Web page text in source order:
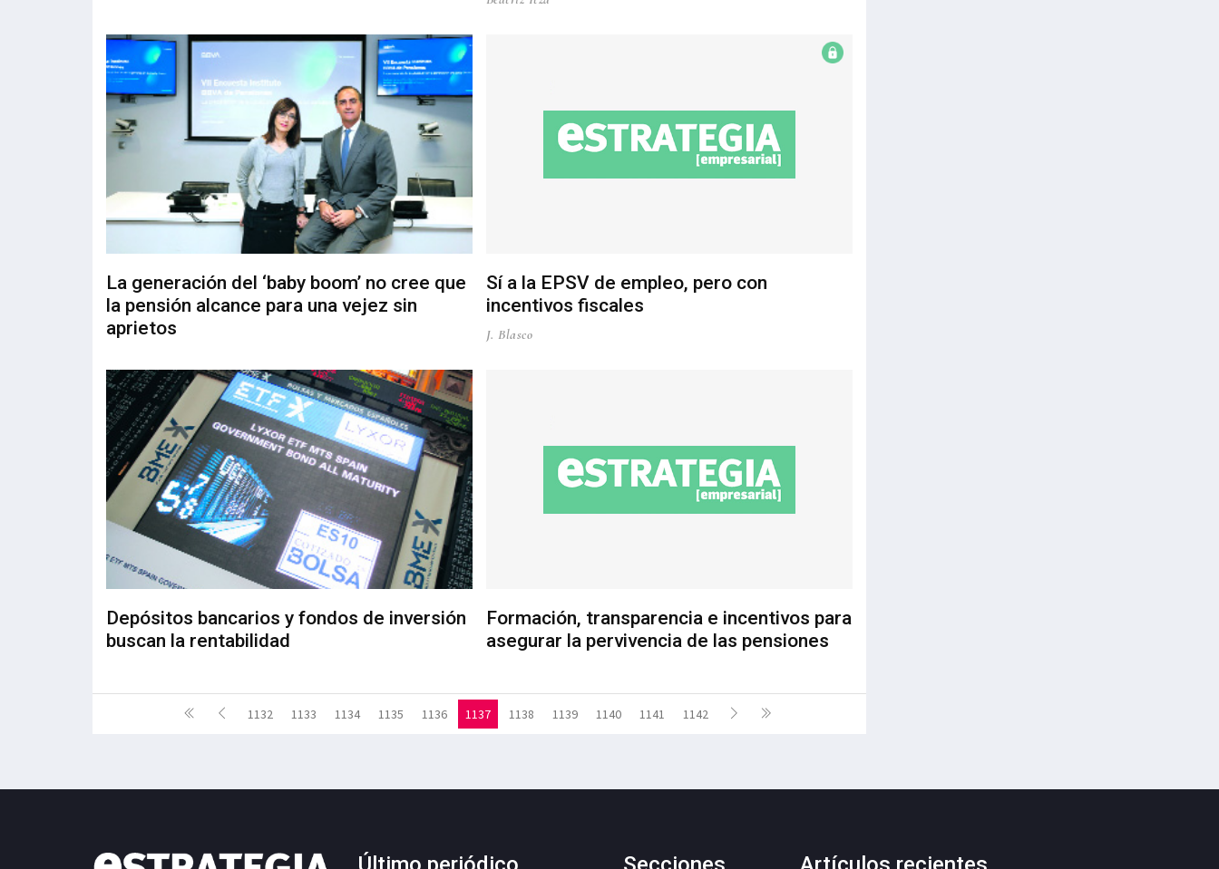
La generación del ‘baby boom’ no cree que
la pensión alcance para una vejez sin
aprietos
Sí a la EPSV de empleo, pero con
incentivos fiscales
J. Blasco
Depósitos bancarios y fondos de inversión
buscan la rentabilidad
Formación, transparencia e incentivos para
asegurar la pervivencia de las pensiones
1132 1133 1134 1135 1136 1137 1138 1139 1140 1141 1142